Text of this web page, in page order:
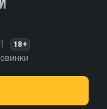
18+